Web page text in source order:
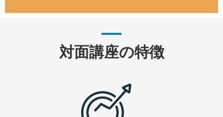
対面講座の特徴